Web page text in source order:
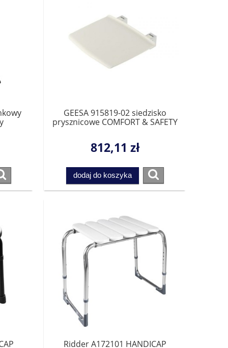
GEESA 915819-02 siedzisko
prysznicowe COMFORT & SAFETY
812,11 zł
dodaj do koszyka
Ridder A172101 HANDICAP